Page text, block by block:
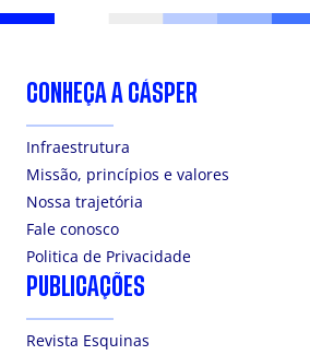
CONHEÇA A CÁSPER
Infraestrutura
Missão, princípios e valores
Nossa trajetória
Fale conosco
Politica de Privacidade
PUBLICAÇÕES
Revista Esquinas